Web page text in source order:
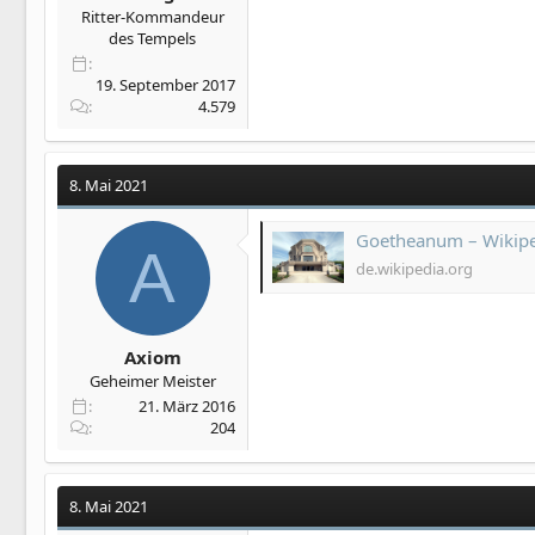
Ritter-Kommandeur
des Tempels
19. September 2017
4.579
8. Mai 2021
A
Axiom
Geheimer Meister
21. März 2016
204
Goetheanum –
de.wikipedia.org
8. Mai 2021